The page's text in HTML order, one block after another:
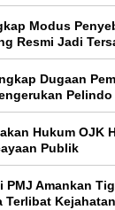
Modus
Resmi Jadi
Dugaan
Pelindo
Hukum OJK
Publik
Amankan
Terlibat